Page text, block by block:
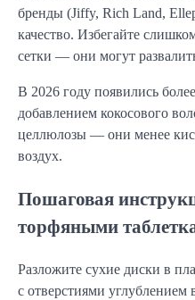
бренды (Jiffy, Rich Land,
качество. Избегайте
сетки — они могут
В 2026 году появились
добавлением кокосового
целлюлозы — они менее
воздух.
Пошаговая
торфяными
Разложите сухие диски в
с отверстиями углублением